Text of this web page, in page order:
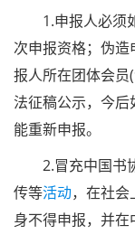
1.申报人必须
次申报资格；伪
报人所在团体会
法征稿公示，今
能重新申报。
2.冒充中国书
传等活动，在社
身不得申报，并在